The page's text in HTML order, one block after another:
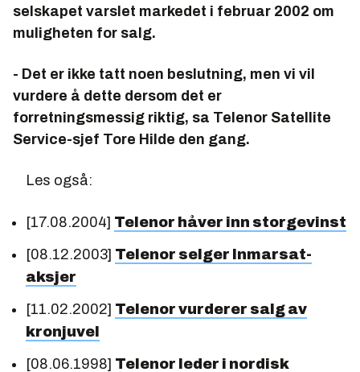
selskapet varslet markedet i februar 2002 om
muligheten for salg.
- Det er ikke tatt noen beslutning, men vi vil
vurdere å dette dersom det er
forretningsmessig riktig, sa Telenor Satellite
Service-sjef Tore Hilde den gang.
Les også:
[17.08.2004] Telenor håver inn storgevinst
[08.12.2003] Telenor selger Inmarsat-
aksjer
[11.02.2002] Telenor vurderer salg av
kronjuvel
[08.06.1998] Telenor leder i nordisk